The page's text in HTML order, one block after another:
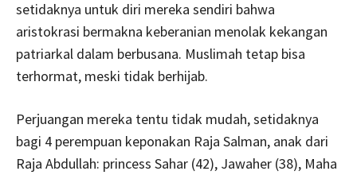
setidaknya untuk diri mereka sendiri bahwa
aristokrasi bermakna keberanian menolak kekangan
patriarkal dalam berbusana. Muslimah tetap bisa
terhormat, meski tidak berhijab.
Perjuangan mereka tentu tidak mudah, setidaknya
bagi 4 perempuan keponakan Raja Salman, anak dari
Raja Abdullah: princess Sahar (42), Jawaher (38), Maha